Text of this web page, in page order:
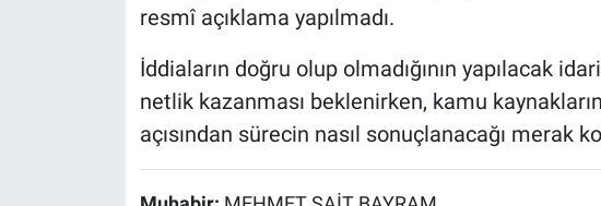
resmî açıklama yapılmadı.
İddiaların doğru olup olmadığının yapılacak
netlik kazanması beklenirken, kamu
açısından sürecin nasıl sonuçlanacağı merak